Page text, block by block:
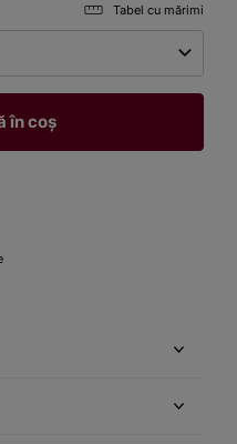
Tabel cu mărimi
în coș